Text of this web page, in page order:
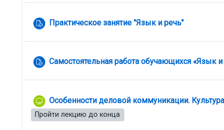
Практическое занятие "Язык и речь"
Задание
Самостоятельная работа обучающихся «Язык и
Особенности деловой коммуникации.
Пройти лекцию до конца